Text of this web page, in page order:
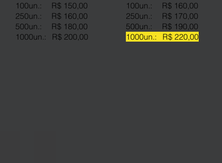
100un.: R$ 150,00
250un.: R$ 160,00
500un.: R$ 180,00
1000un.: R$ 200,00
100un.: R$ 160,00
250un.: R$ 170,00
500un.: R$ 190,00
1000un.: R$ 220,00